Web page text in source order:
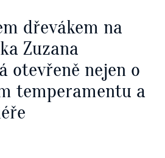
dřevákem na
Zuzana
otevřeně nejen o
temperamentu a